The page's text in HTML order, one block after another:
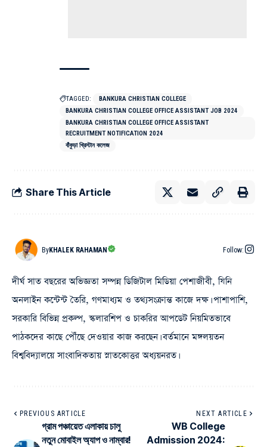
TAGGED:
BANKURA CHRISTIAN COLLEGE
BANKURA CHRISTIAN COLLEGE OFFICE ASSISTANT JOB 2024
BANKURA CHRISTIAN COLLEGE OFFICE ASSISTANT
RECRUITMENT NOTIFICATION 2024
বাঁকুড়া খ্রিস্টান কলেজ
Share This Article
ByKHALEK RAHAMAN Follow:
দীর্ঘ সাত বছরের অভিজ্ঞতা সম্পন্ন ডিজিটাল মিডিয়া পেশাজীবী, যিনি
অনলাইন কন্টেন্ট তৈরি, গণমাধ্যম ও তথ্যসংক্রান্ত কাজে দক্ষ। পাশাপাশি,
সরকারি বিভিন্ন প্রকল্প, স্কলারশিপ ও চাকরির আপডেট নিয়মিতভাবে
পাঠকদের কাছে পৌঁছে দেওয়ার কাজ করছেন। বর্তমানে মঙ্গলয়তন
বিশ্ববিদ্যালয়ে সাংবাদিকতায় স্নাতকোত্তর অধ্যয়নরত।
PREVIOUS ARTICLE
গ্রাম পঞ্চায়েত এলাকায় চালু
নতুন মোবাইল অ্যাপ ও নাম্বার!
NEXT ARTICLE
WB College
Admission 2024: